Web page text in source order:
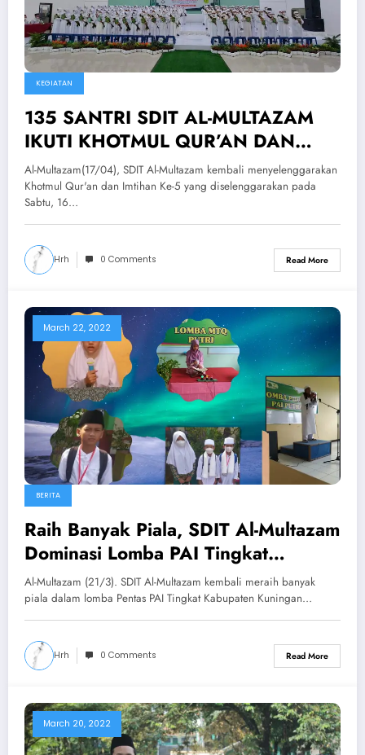
KEGIATAN
135 SANTRI SDIT AL-MULTAZAM
IKUTI KHOTMUL QUR’AN DAN
IMTIHAN KE 5
Al-Multazam(17/04), SDIT Al-Multazam kembali menyelenggarakan
Khotmul Qur'an dan Imtihan Ke-5 yang diselenggarakan pada
Sabtu, 16…
Hrh 0 Comments Read More
March 22, 2022
BERITA
Raih Banyak Piala, SDIT Al-Multazam
Dominasi Lomba PAI Tingkat
Kabupaten Kuningan.
Al-Multazam (21/3). SDIT Al-Multazam kembali meraih banyak
piala dalam lomba Pentas PAI Tingkat Kabupaten Kuningan…
Hrh 0 Comments Read More
March 20, 2022